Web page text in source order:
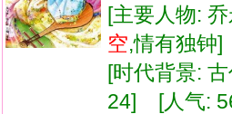
[主要人物:
空,情有独
[时代背景:
24] [人气: